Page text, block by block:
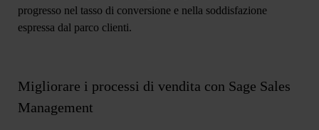
progresso nel tasso di conversione e nella soddisfazione
espressa dal parco clienti.
Migliorare i processi di vendita con Sage Sales
Management